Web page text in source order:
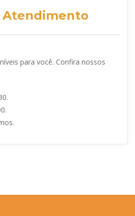
Atendimento
para você. Confira nossos